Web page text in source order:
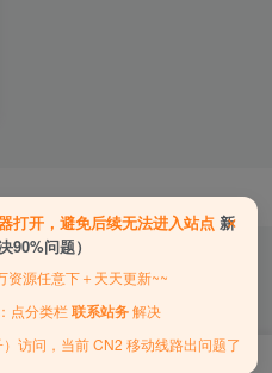
打开，避免后续无法进入站点 新
90%问题）
资源任意下＋天天更新~~
点分类栏联系站务解决
访问，当前 CN2 移动线路出问题了
×